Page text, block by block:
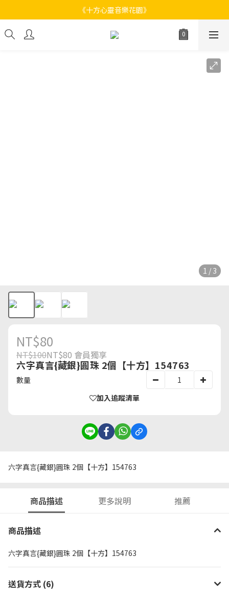
《十方心靈音樂花園》
《十方心靈音樂花園》
Welcome
1 / 3
NT$80
NT$100NT$80 會員獨享
六字真言{藏銀}圓珠 2個【十方】154763
數量
加入追蹤清單
六字真言{藏銀}圓珠 2個【十方】154763
商品描述 更多說明 推薦
商品描述
六字真言{藏銀}圓珠 2個【十方】154763
送貨方式 (6)